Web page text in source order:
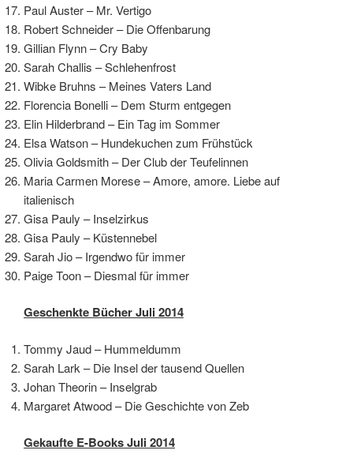
Paul Auster – Mr. Vertigo
Robert Schneider – Die Offenbarung
Gillian Flynn – Cry Baby
Sarah Challis – Schlehenfrost
Wibke Bruhns – Meines Vaters Land
Florencia Bonelli – Dem Sturm entgegen
Elin Hilderbrand – Ein Tag im Sommer
Elsa Watson – Hundekuchen zum Frühstück
Olivia Goldsmith – Der Club der Teufelinnen
Maria Carmen Morese – Amore, amore. Liebe auf
italienisch
Gisa Pauly – Inselzirkus
Gisa Pauly – Küstennebel
Sarah Jio – Irgendwo für immer
Paige Toon – Diesmal für immer
Geschenkte Bücher Juli 2014
Tommy Jaud – Hummeldumm
Sarah Lark – Die Insel der tausend Quellen
Johan Theorin – Inselgrab
Margaret Atwood – Die Geschichte von Zeb
Gekaufte E-Books Juli 2014